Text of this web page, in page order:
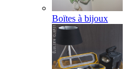
Boïtes à bijoux